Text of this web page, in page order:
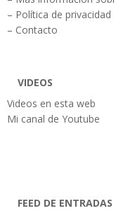
– Política de privacidad
– Contacto
VIDEOS
Videos en esta web
Mi canal de Youtube
FEED DE ENTRADAS